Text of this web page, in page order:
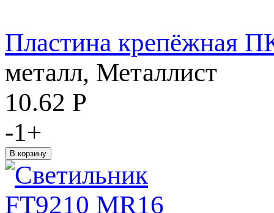
Пластина крепёжная
металл, Металлист
10.62 Р
-1+